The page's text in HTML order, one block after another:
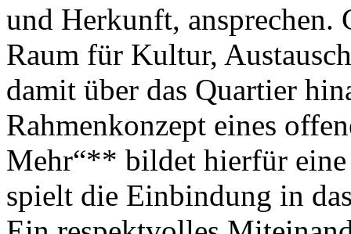
und Herkunft,
Raum für Kultur,
damit über das Quartier
Rahmenkonzept eines
Mehr“** bildet hierfür
spielt die Einbindung in